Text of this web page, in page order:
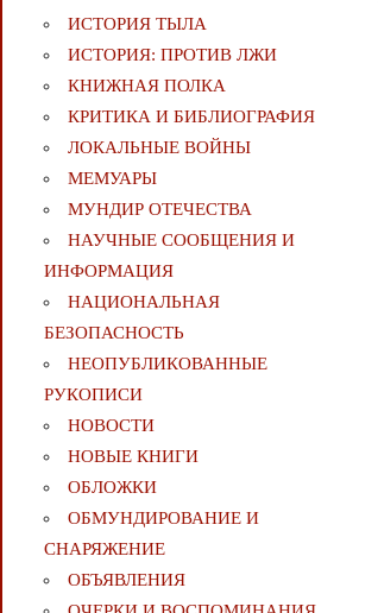
ИСТОРИЯ ТЫЛА
ИСТОРИЯ: ПРОТИВ ЛЖИ
КНИЖНАЯ ПОЛКА
КРИТИКА И БИБЛИОГРАФИЯ
ЛОКАЛЬНЫЕ ВОЙНЫ
МЕМУАРЫ
МУНДИР ОТЕЧЕСТВА
НАУЧНЫЕ СООБЩЕНИЯ И
ИНФОРМАЦИЯ
НАЦИОНАЛЬНАЯ
БЕЗОПАСНОСТЬ
НЕОПУБЛИКОВАННЫЕ
РУКОПИСИ
НОВОСТИ
НОВЫЕ КНИГИ
ОБЛОЖКИ
ОБМУНДИРОВАНИЕ И
СНАРЯЖЕНИЕ
ОБЪЯВЛЕНИЯ